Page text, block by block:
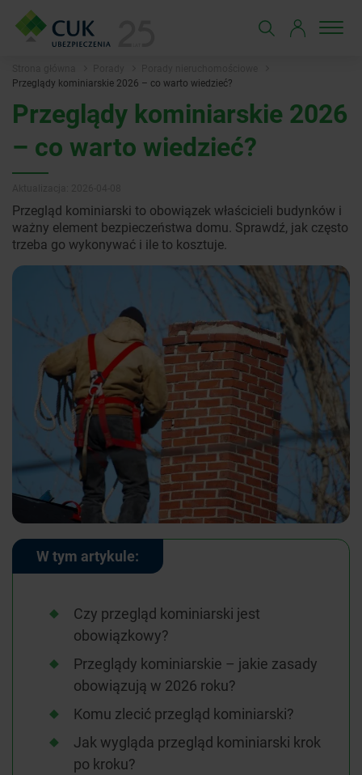
Przeglądy kominiarskie 2026 – co warto wiedzieć?
Przeglądy kominiarskie 2026
– co warto wiedzieć?
Przegląd kominiarski to obowiązek właścicieli budynków i
ważny element bezpieczeństwa domu. Sprawdź, jak często
trzeba go wykonywać i ile to kosztuje.
W tym artykule:
Czy przegląd kominiarski jest
obowiązkowy?
Przeglądy kominiarskie – jakie zasady
obowiązują w 2026 roku?
Komu zlecić przegląd kominiarski?
Jak wygląda przegląd kominiarski krok
po kroku?